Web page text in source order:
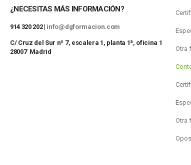
¿NECESITAS MÁS INFORMACIÓN?
914 320 202 | info@dgformacion.com
C/ Cruz del Sur nº 7, escalera 1, planta 1ª, oficina 1
28007 Madrid
Otra
Otra